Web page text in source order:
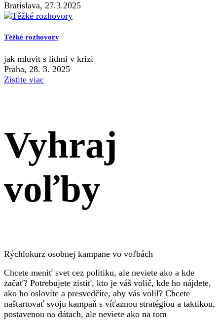
Bratislava, 27.3.2025
Těžké rozhovory
jak mluvit s lidmi v krizi
Praha, 28. 3. 2025
Zistite viac
Vyhraj
voľby
Rýchlokurz osobnej kampane vo voľbách
Chcete meniť svet cez politiku, ale neviete ako a kde
začať? Potrebujete zistiť, kto je váš volič, kde ho nájdete,
ako ho oslovíte a presvedčíte, aby vás volil? Chcete
naštartovať svoju kampaň s víťaznou stratégiou a taktikou,
postavenou na dátach, ale neviete ako na tom